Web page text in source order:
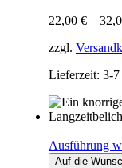
22,00 €–
zzgl.
Lieferzeit: 3-7
Ausführung
Auf die